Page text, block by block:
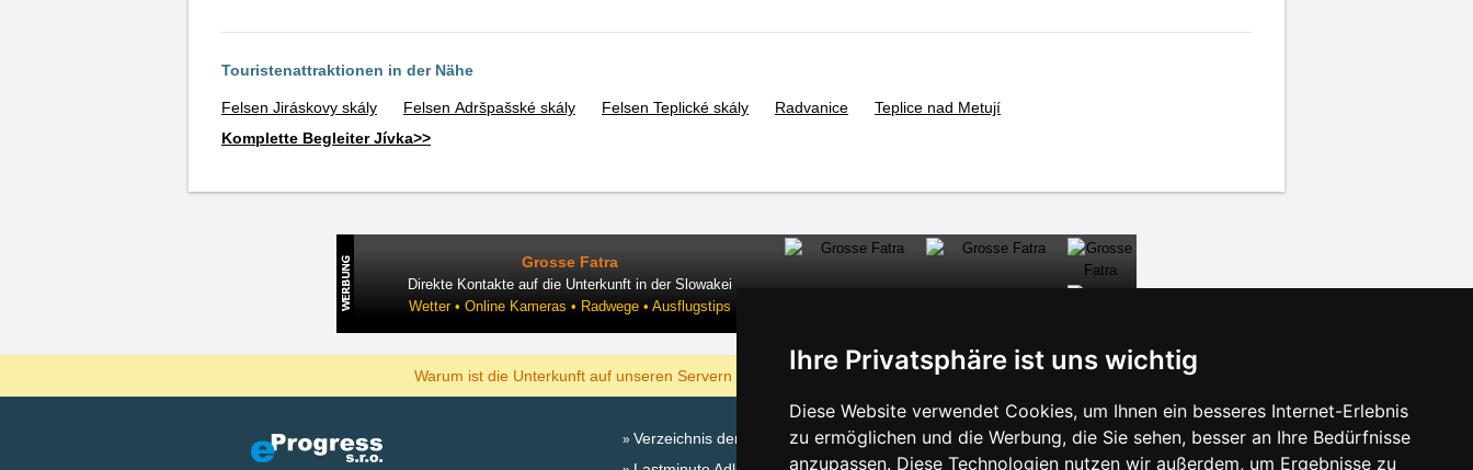
Ihre Privatsphäre ist uns wichtig
Diese Website verwendet Cookies, um Ihnen ein besseres Internet-Erlebnis
zu ermöglichen und die Werbung, die Sie sehen, besser an Ihre Bedürfnisse
anzupassen. Diese Technologien nutzen wir außerdem, um Ergebnisse zu
Touristenattraktionen in der Nähe
Felsen Jiráskovy skály Felsen Adršpašské skály Felsen Teplické skály Radvanice
Teplice nad Metují
Komplette Begleiter Jívka>>
Grosse Fatra
Direkte Kontakte auf die Unterkunft in der Slowakei
Wetter • Online Kameras • Radwege • Ausflugstips
Warum ist die Unterkunft auf unseren Servern am billigsten? ANZEIGEN SCHLIESSEN
Verzeichnis der Unterkunft
Saisonlinks: